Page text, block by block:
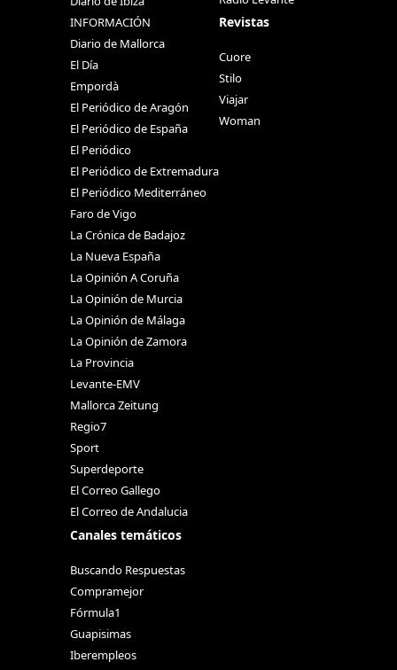
INFORMACIÓN
Diario de Mallorca
El Día
Empordà
El Periódico de Aragón
El Periódico de España
El Periódico
El Periódico de Extremadura
El Periódico Mediterráneo
Faro de Vigo
La Crónica de Badajoz
La Nueva España
La Opinión A Coruña
La Opinión de Murcia
La Opinión de Málaga
La Opinión de Zamora
La Provincia
Levante-EMV
Mallorca Zeitung
Regio7
Sport
Superdeporte
El Correo Gallego
El Correo de Andalucia
Canales temáticos
Buscando Respuestas
Compramejor
Fórmula1
Guapisimas
Iberempleos
Revistas
Cuore
Stilo
Viajar
Woman